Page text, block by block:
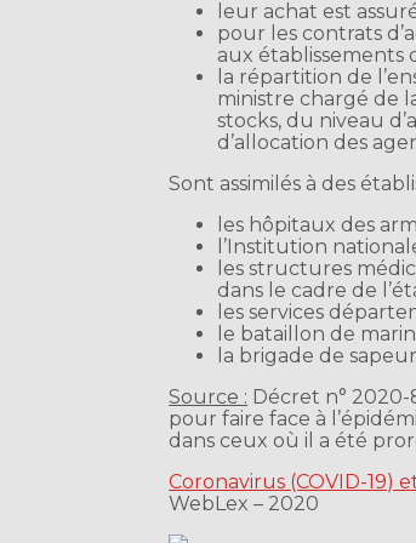
leur achat est
pour les contrats
aux établissements
la répartition de
ministre chargé de
stocks, du niveau
d’allocation des
Sont assimilés à des
les hôpitaux des
l’Institution
les structures
dans le cadre de
les services
le bataillon de
la brigade de
Source : Décret n° 2020-
pour faire face à
dans ceux où il a été
Coronavirus (COVID-19)
WebLex – 2020